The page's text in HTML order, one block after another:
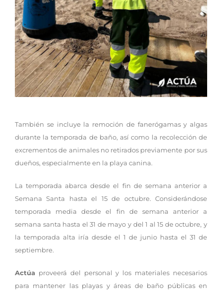
También se incluye la remoción de fanerógamas y algas
durante la temporada de baño, así como la recolección de
excrementos de animales no retirados previamente por sus
dueños, especialmente en la playa canina.
La temporada abarca desde el fin de semana anterior a
Semana Santa hasta el 15 de octubre. Considerándose
temporada media desde el fin de semana anterior a
semana santa hasta el 31 de mayo y del 1 al 15 de octubre, y
la temporada alta iría desde el 1 de junio hasta el 31 de
septiembre.
Actúa proveerá del personal y los materiales necesarios
para mantener las playas y áreas de baño públicas en